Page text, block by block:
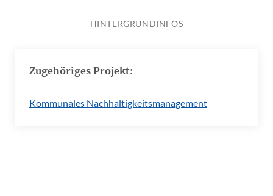
HINTERGRUNDINFOS
Zugehöriges Projekt:
Kommunales Nachhaltigkeitsmanagement